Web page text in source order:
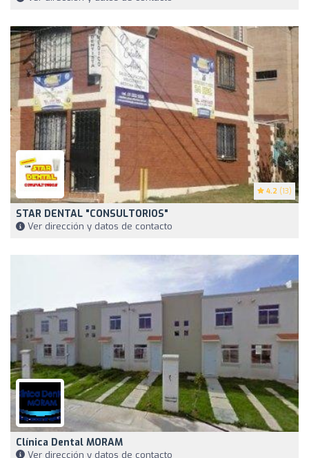
4.2 (13)
STAR DENTAL "CONSULTORIOS"
Ver dirección y datos de contacto
Clínica Dental MORAM
Ver dirección y datos de contacto